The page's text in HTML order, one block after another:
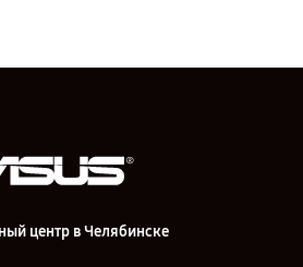
центр в Челябинске